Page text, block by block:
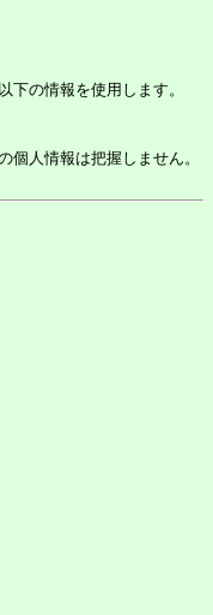
の情報を使用します。
人情報は把握しません。